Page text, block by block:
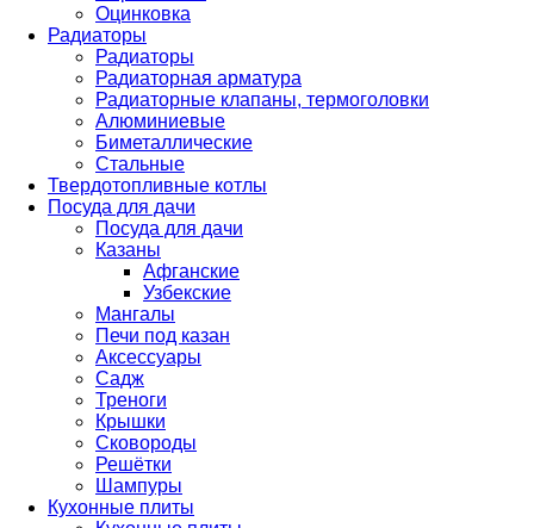
Оцинковка
Радиаторы
Радиаторы
Радиаторная арматура
Радиаторные клапаны, термоголовки
Алюминиевые
Биметаллические
Стальные
Твердотопливные котлы
Посуда для дачи
Посуда для дачи
Казаны
Афганские
Узбекские
Мангалы
Печи под казан
Аксессуары
Садж
Треноги
Крышки
Сковороды
Решётки
Шампуры
Кухонные плиты